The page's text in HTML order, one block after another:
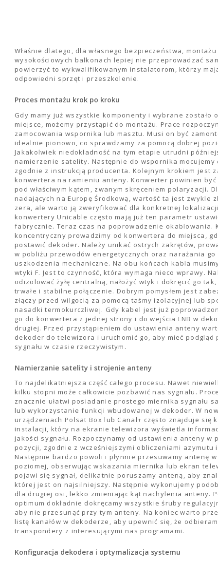
Właśnie dlatego, dla własnego bezpieczeństwa,
wysokościowych balkonach lepiej nie przeprowadzać
powierzyć to wykwalifikowanym instalatorom, którzy
odpowiedni sprzęt i przeszkolenie.
Proces montażu krok po kroku
Gdy mamy już wszystkie komponenty i wybrane zostało
miejsce, możemy przystąpić do montażu. Prace
zamocowania wspornika lub masztu. Musi on być
idealnie pionowo, co sprawdzamy za pomocą dobrej
Jakakolwiek niedokładność na tym etapie utrudni
namierzenie satelity. Następnie do wspornika mocujemy
zgodnie z instrukcją producenta. Kolejnym krokiem jest
konwertera na ramieniu anteny. Konwerter powinien
pod właściwym kątem, zwanym skręceniem polaryzacji.
nadających na Europę Środkową, wartość ta jest zwykle
zera, ale warto ją zweryfikować dla konkretnej
konwertery Unicable często mają już ten parametr
fabrycznie. Teraz czas na poprowadzenie okablowania.
koncentryczny prowadzimy od konwertera do miejsca,
postawić dekoder. Należy unikać ostrych zakrętów,
w pobliżu przewodów energetycznych oraz narażania go
uszkodzenia mechaniczne. Na obu końcach kabla
wtyki F. Jest to czynność, która wymaga nieco wprawy.
odizolować żyłę centralną, nałożyć wtyk i dokręcić go
trwałe i stabilne połączenie. Dobrym pomysłem jest
złączy przed wilgocią za pomocą taśmy izolacyjnej lub
nasadki termokurczliwej. Gdy kabel jest już
go do konwertera z jednej strony i do wejścia LNB w
drugiej. Przed przystąpieniem do ustawienia anteny
dekoder do telewizora i uruchomić go, aby mieć podgląd
sygnału w czasie rzeczywistym.
Namierzanie satelity i strojenie anteny
To najdelikatniejsza część całego procesu. Nawet
kilku stopni może całkowicie pozbawić nas sygnału.
znacznie ułatwi posiadanie prostego miernika sygnału
lub wykorzystanie funkcji wbudowanej w dekoder. W
urządzeniach Polsat Box lub Canal+ często znajduje się
instalacji, który na ekranie telewizora wyświetla
jakości sygnału. Rozpoczynamy od ustawienia anteny w
pozycji, zgodnie z wcześniejszymi obliczeniami azymutu
Następnie bardzo powoli i płynnie przesuwamy antenę w
poziomej, obserwując wskazania miernika lub ekran
pojawi się sygnał, delikatnie poruszamy anteną, aby
której jest on najsilniejszy. Następnie wykonujemy
dla drugiej osi, lekko zmieniając kąt nachylenia anteny.
optimum dokładnie dokręcamy wszystkie śruby
aby nie przesunąć przy tym anteny. Na koniec warto
listę kanałów w dekoderze, aby upewnić się, że
transpondery z interesującymi nas programami.
Konfiguracja dekodera i optymalizacja systemu